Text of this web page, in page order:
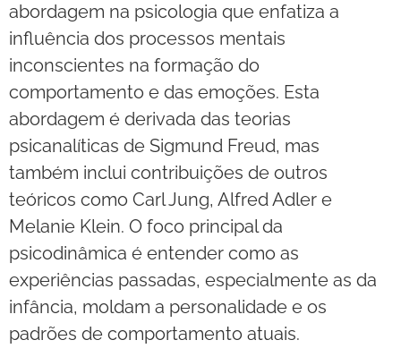
abordagem na psicologia que enfatiza a
influência dos processos mentais
inconscientes na formação do
comportamento e das emoções. Esta
abordagem é derivada das teorias
psicanalíticas de Sigmund Freud, mas
também inclui contribuições de outros
teóricos como Carl Jung, Alfred Adler e
Melanie Klein. O foco principal da
psicodinâmica é entender como as
experiências passadas, especialmente as da
infância, moldam a personalidade e os
padrões de comportamento atuais.